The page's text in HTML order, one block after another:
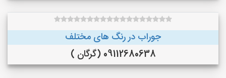
جوراب در رنگ‌ های مختلف
09112680638 (گرگان )